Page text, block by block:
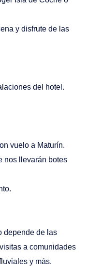
y disfrute de las
del hotel.
vuelo a Maturín.
nos llevarán botes
depende de las
a comunidades
y más.